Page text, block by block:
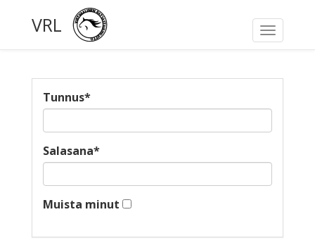
Toggle
VRL
Tunnus*
Salasana*
Muista minut